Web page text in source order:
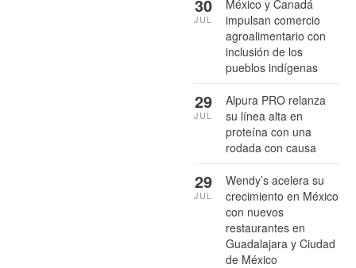
México y Canadá
impulsan comercio
agroalimentario con
inclusión de los
pueblos indígenas
30
JUL
Alpura PRO relanza
su línea alta en
proteína con una
rodada con causa
29
JUL
Wendy’s acelera su
crecimiento en México
con nuevos
restaurantes en
Guadalajara y Ciudad
de México
29
JUL